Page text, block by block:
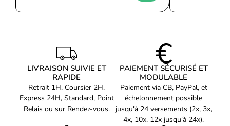
Quantité de ports de
type A USB 3.2 Gen 1
(3.1 Gen 1)
Quantité de ports de
type C USB 3.2 Gen 2
(3.1 Gen 2)
1
LIVRAISON SUIVIE ET
RAPIDE
Retrait 1H, Coursier 2H,
Express 24H, Standard, Point
Relais ou sur Rendez-vous.
PAIEMENT SÉCURISÉ ET
MODULABLE
Paiement via CB, PayPal, et
échelonnement possible
jusqu'à 24 versements (2x, 3x,
4x, 10x, 12x jusqu'à 24x).